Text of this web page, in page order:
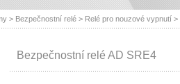
> Bezpečnostní relé> Relé pro nouzové vypnutí>
Bezpečnostní relé AD SRE4